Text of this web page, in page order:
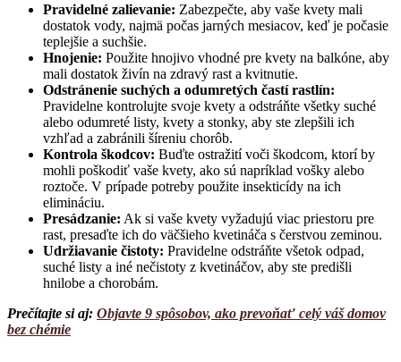
Pravidelné zalievanie: Zabezpečte, aby vaše kvety mali
dostatok vody, najmä počas jarných mesiacov, keď je počasie
teplejšie a suchšie.
Hnojenie: Použite hnojivo vhodné pre kvety na balkóne, aby
mali dostatok živín na zdravý rast a kvitnutie.
Odstránenie suchých a odumretých častí rastlín:
Pravidelne kontrolujte svoje kvety a odstráňte všetky suché
alebo odumreté listy, kvety a stonky, aby ste zlepšili ich
vzhľad a zabránili šíreniu chorôb.
Kontrola škodcov: Buďte ostražití voči škodcom, ktorí by
mohli poškodiť vaše kvety, ako sú napríklad vošky alebo
roztoče. V prípade potreby použite insekticídy na ich
elimináciu.
Presádzanie: Ak si vaše kvety vyžadujú viac priestoru pre
rast, presaďte ich do väčšieho kvetináča s čerstvou zeminou.
Udržiavanie čistoty: Pravidelne odstráňte všetok odpad,
suché listy a iné nečistoty z kvetináčov, aby ste predišli
hnilobe a chorobám.
Prečítajte si aj: Objavte 9 spôsobov, ako prevoňať celý váš domov
bez chémie